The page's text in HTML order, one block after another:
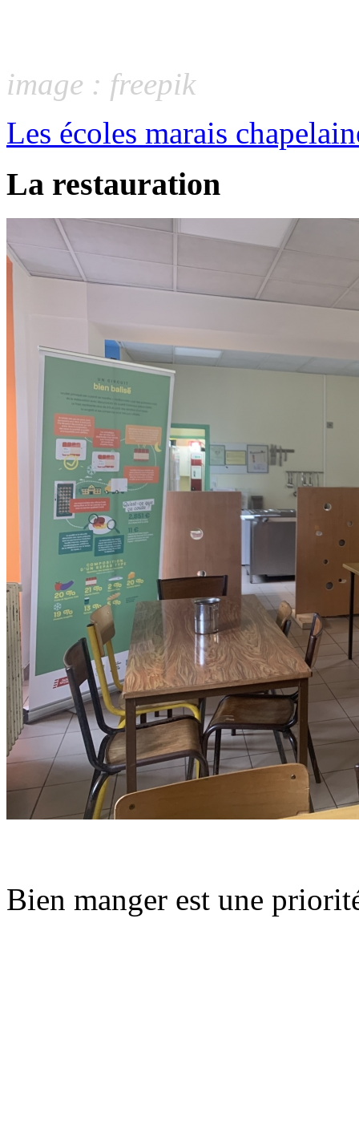
image : freepik
Les écoles marais
La restauration
Bien manger est une